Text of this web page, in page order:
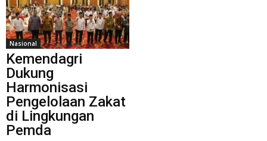
Nasional
Kemendagri
Dukung
Harmonisasi
Pengelolaan Zakat
di Lingkungan
Pemda